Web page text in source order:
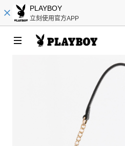
PLAYBOY
立刻使用官方APP